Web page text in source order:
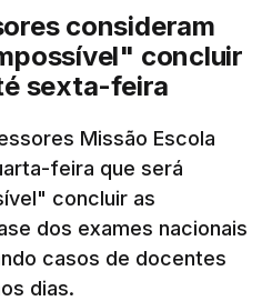
candidatura, muito
feito no primeiro dia
quase 300 mil exames
foram avaliados
processo registou várias
ao adiamento por
das notas.
consideram
concluir
sexta-feira
Missão Escola
feira que será
concluir as
dos exames nacionais
casos de docentes
dias.